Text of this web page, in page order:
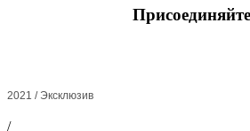
2021 / Эксклюзив
/